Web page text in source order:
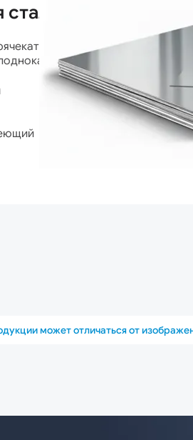
может отличаться от